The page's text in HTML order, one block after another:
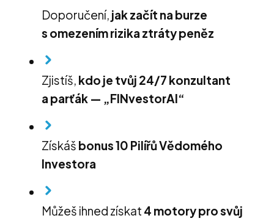
Doporučení, jak začít na burze
s omezením rizika ztráty peněz
Zjistíš, kdo je tvůj 24/7 konzultant
a parťák — „FINvestorAI“
Získáš bonus 10 Pilířů Vědomého
Investora
Můžeš ihned získat 4 motory pro svůj